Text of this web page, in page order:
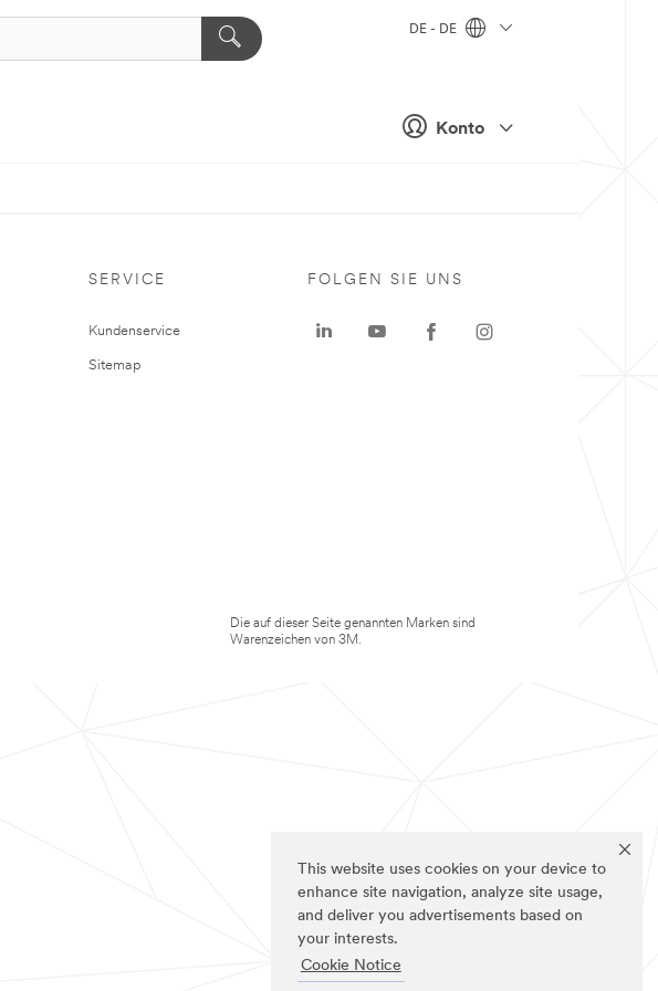
This website uses cookies on your device to
enhance site navigation, analyze site usage,
and deliver you advertisements based on
your interests.
Cookie Notice
Konto
DE - DE
SERVICE
Kundenservice
Sitemap
FOLGEN SIE UNS
Die auf dieser Seite genannten Marken sind
Warenzeichen von 3M.